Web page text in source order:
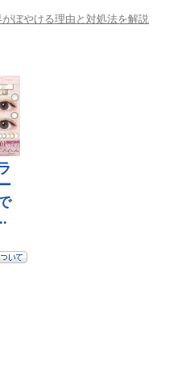
ぼやける理由と対処法を解説